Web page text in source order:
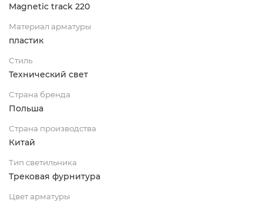
Magnetic track 220
Материал арматуры
пластик
Стиль
Технический свет
Страна бренда
Польша
Страна производства
Китай
Тип светильника
Трековая фурнитура
Цвет арматуры